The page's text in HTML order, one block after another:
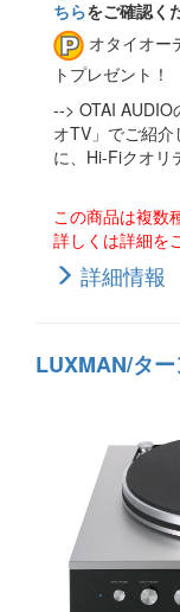
ちらをご確認く
オタイオー
トプレゼント！
--> OTAI AUDIO
オTV」でご紹
に、Hi-Fiクオリ
この商品は複数
詳しくは詳細を
詳細情報
LUXMAN/タ